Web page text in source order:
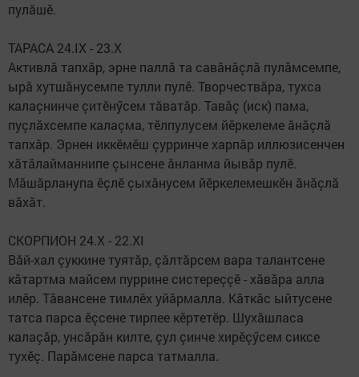
пулăшӗ.
ТАРАСА 24.IX - 23.X
Активлă тапхăр, эрне паллă та савăнăçлă пулăмсемпе,
ырă хутшăнусемпе тулли пулӗ. Творчествăра, тухса
калаçнинче çитӗнӳсем тăватăр. Тавăç (иск) пама,
пуçлăхсемпе калаçма, тӗлпулусем йӗркелеме ăнăçлă
тапхăр. Эрнен иккӗмӗш çурринче харпăр иллюзисенчен
хăтăлайманнипе çынсене ăнланма йывăр пулӗ.
Мăшăрланупа ӗçлӗ çыхăнусем йӗркелемешкӗн ăнăçлă
вăхăт.
СКОРПИОН 24.X - 22.XI
Вăй-хал çуккине туятăр, çăлтăрсем вара талантсене
кăтартма майсем пуррине систереççӗ - хăвăра алла
илӗр. Тăвансене тимлӗх уйăрмалла. Кăткăс ыйтусене
татса парса ӗçсене тирпее кӗртетӗр. Шухăшласа
калаçăр, унсăрăн килте, çул çинче хирӗçӳсем сиксе
тухӗç. Парăмсене парса татмалла.